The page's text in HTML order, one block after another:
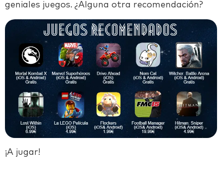
geniales juegos. ¿Alguna otra recomendación?
¡A jugar!